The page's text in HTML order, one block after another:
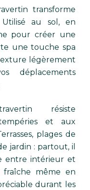
transforme
Utilisé au sol, en
pour créer une
une touche spa
légèrement
déplacements
résiste
et aux
plages de
jardin : partout, il
entre intérieur et
fraîche même en
durant les